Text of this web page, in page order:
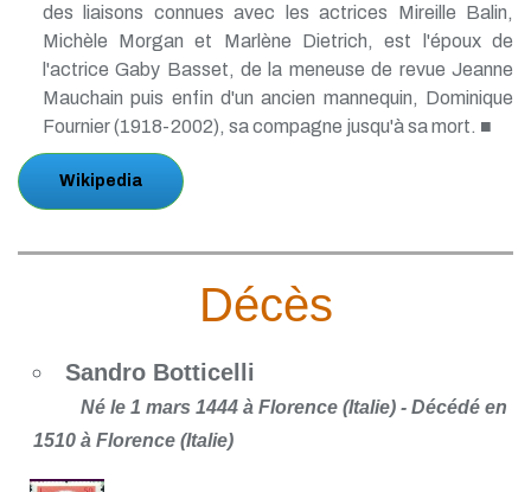
des liaisons connues avec les actrices Mireille Balin,
Michèle Morgan et Marlène Dietrich, est l'époux de
l'actrice Gaby Basset, de la meneuse de revue Jeanne
Mauchain puis enfin d'un ancien mannequin, Dominique
Fournier (1918-2002), sa compagne jusqu'à sa mort. ■
Wikipedia
Décès
Sandro Botticelli
Né le 1 mars 1444 à Florence (Italie) - Décédé en
1510 à Florence (Italie)